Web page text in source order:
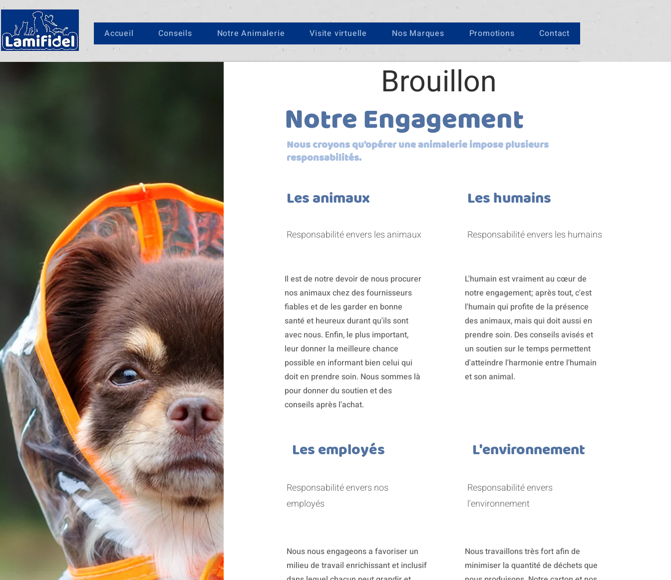
Accueil Conseils Notre Animalerie Visite virtuelle Nos Marques Promotions Contact
Brouillon
Notre Engagement
Nous croyons qu'opérer une animalerie impose plusieurs
responsabilités.
Les animaux
Responsabilité envers les animaux
Il est de notre devoir de nous procurer
nos animaux chez des fournisseurs
fiables et de les garder en bonne
santé et heureux durant qu'ils sont
avec nous. Enfin, le plus important,
leur donner la meilleure chance
possible en informant bien celui qui
doit en prendre soin. Nous sommes là
pour donner du soutien et des
conseils après l'achat.
Les employés
Responsabilité envers nos
employés
Nous nous engageons a favoriser un
milieu de travail enrichissant et inclusif
Les humains
Responsabilité envers les humains
L'humain est vraiment au cœur de
notre engagement; après tout, c'est
l'humain qui profite de la présence
des animaux, mais qui doit aussi en
prendre soin. Des conseils avisés et
un soutien sur le temps permettent
d'atteindre l'harmonie entre l'humain
et son animal.
L'environnement
Responsabilité envers
l'environnement
Nous travaillons très fort afin de
minimiser la quantité de déchets que